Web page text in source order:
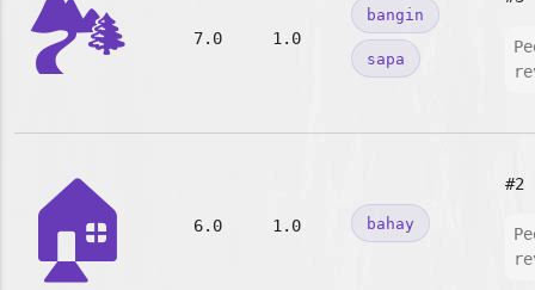
🏞️ 7.0 1.0
bangin
sapa
🏠 6.0 1.0 bahay
#2